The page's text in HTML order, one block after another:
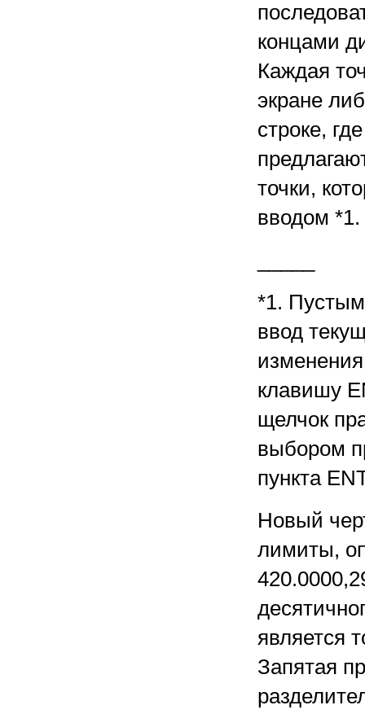
концами
Каждая
экране
строке,
точки,
вводом *1.
*1. Пустым
ввод
клавишу
щелчок
выбором
пункта
Новый
лимиты,
является
Запятая